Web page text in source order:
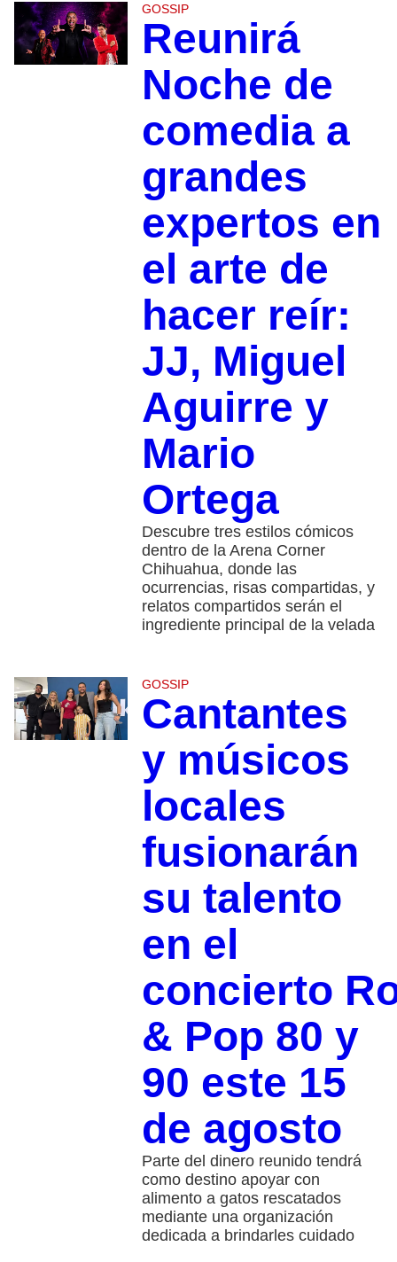
GOSSIP
Reunirá
Noche de
comedia a
grandes
expertos en
el arte de
hacer reír:
JJ, Miguel
Aguirre y
Mario
Ortega
Descubre tres estilos cómicos
dentro de la Arena Corner
Chihuahua, donde las
ocurrencias, risas compartidas, y
relatos compartidos serán el
ingrediente principal de la velada
GOSSIP
Cantantes
y músicos
locales
fusionarán
su talento
en el
concierto
& Pop 80 y
90 este 15
de agosto
Parte del dinero reunido tendrá
como destino apoyar con
alimento a gatos rescatados
mediante una organización
dedicada a brindarles cuidado